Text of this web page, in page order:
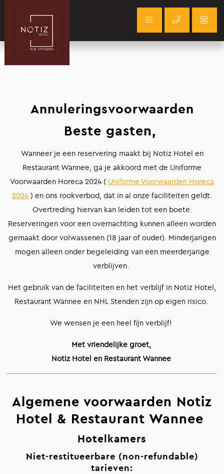
Annuleringsvoorwaarden
Beste gasten,
Wanneer je een reservering maakt bij Notiz Hotel en
Restaurant Wannee, ga je akkoord met de Uniforme
Voorwaarden Horeca 2024 ( Uniforme Voorwaarden Horeca
2024 ) en ons rookverbod, dat in al onze faciliteiten geldt.
Overtreding hiervan kan leiden tot een boete.
Reserveringen voor een overnachting kunnen alleen worden
gemaakt door volwassenen (18 jaar of ouder). Minderjarigen
mogen alleen onder begeleiding van een meerderjarige
verblijven.
Het gebruik van de faciliteiten en het verblijf in Notiz Hotel,
Restaurant Wannee en NHL Stenden zijn op eigen risico.
We wensen je een heel fijn verblijf!
Met vriendelijke groet,
Notiz Hotel en Restaurant Wannee
Algemene voorwaarden Notiz
Hotel & Restaurant Wannee
Hotelkamers
Niet-restitueerbare (non-refundable)
tarieven: